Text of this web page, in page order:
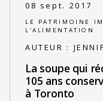
08 sept. 2017
LE PATRIMOINE
L'ALIMENTATION
AUTEUR :
La soupe qui
105 ans
à Toronto